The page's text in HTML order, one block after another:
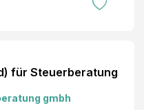
für Steuerberatung
gmbh